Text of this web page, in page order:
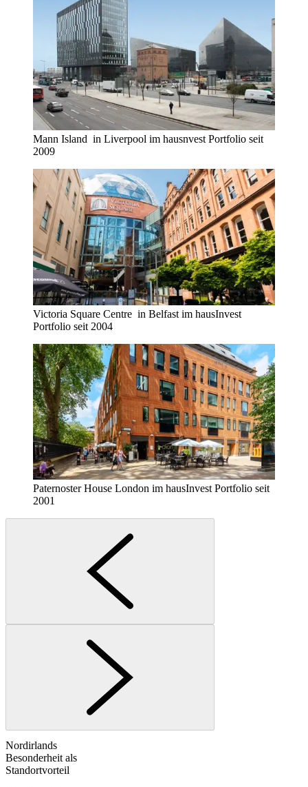
Mann Island in Liverpool im hausnvest Portfolio seit
2009
Victoria Square Centre in Belfast im hausInvest
Portfolio seit 2004
Paternoster House London im hausInvest Portfolio seit
2001
Nordirlands
Besonderheit als
Standortvorteil